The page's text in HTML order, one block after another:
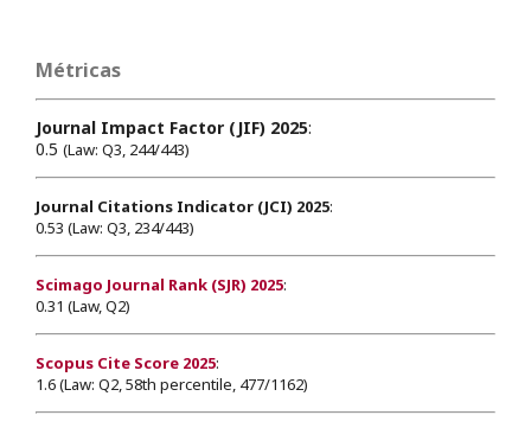
Métricas
Journal Impact Factor (JIF) 2025:
0.5 (Law: Q3, 244/443)
Journal Citations Indicator (JCI) 2025:
0.53 (Law: Q3, 234/443)
Scimago Journal Rank (SJR) 2025:
0.31 (Law, Q2)
Scopus Cite Score 2025:
1.6 (Law: Q2, 58th percentile, 477/1162)